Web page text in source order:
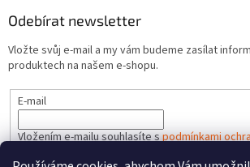
Odebírat newsletter
Vložte svůj e-mail a my vám budeme zasílat
produktech na našem e-shopu.
E-mail
Vložením e-mailu souhlasíte spodmínkami